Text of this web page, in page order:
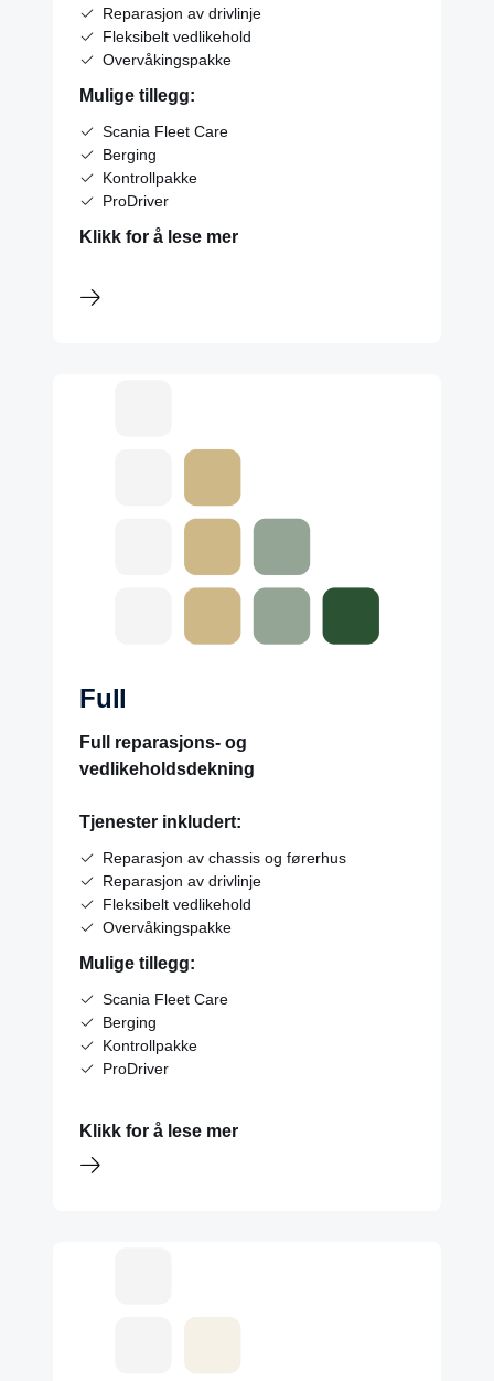
Reparasjon av drivlinje
Fleksibelt vedlikehold
Overvåkingspakke
Mulige tillegg:
Scania Fleet Care
Berging
Kontrollpakke
ProDriver
Klikk for å lese mer
Full
Full reparasjons- og
vedlikeholdsdekning
Tjenester inkludert:
Reparasjon av chassis og førerhus
Reparasjon av drivlinje
Fleksibelt vedlikehold
Overvåkingspakke
Mulige tillegg:
Scania Fleet Care
Berging
Kontrollpakke
ProDriver
Klikk for å lese mer